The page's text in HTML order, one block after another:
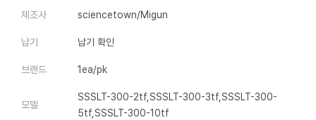
제조사 sciencetown/Migun
납기 납기 확인
브랜드 1ea/pk
모델
SSSLT-300-2tf,SSSLT-300-3tf,SSSLT-300-
5tf,SSSLT-300-10tf